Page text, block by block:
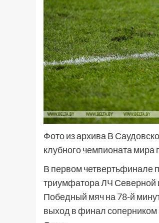
Фото из архива В
клубного чемпионата
В первом четвертьфинале
триумфатора ЛЧ Северной
Победный мяч на 78-й
выход в финал соперником